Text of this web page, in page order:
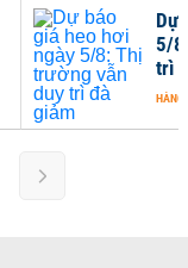
Dự
5/
trì
HÀNG